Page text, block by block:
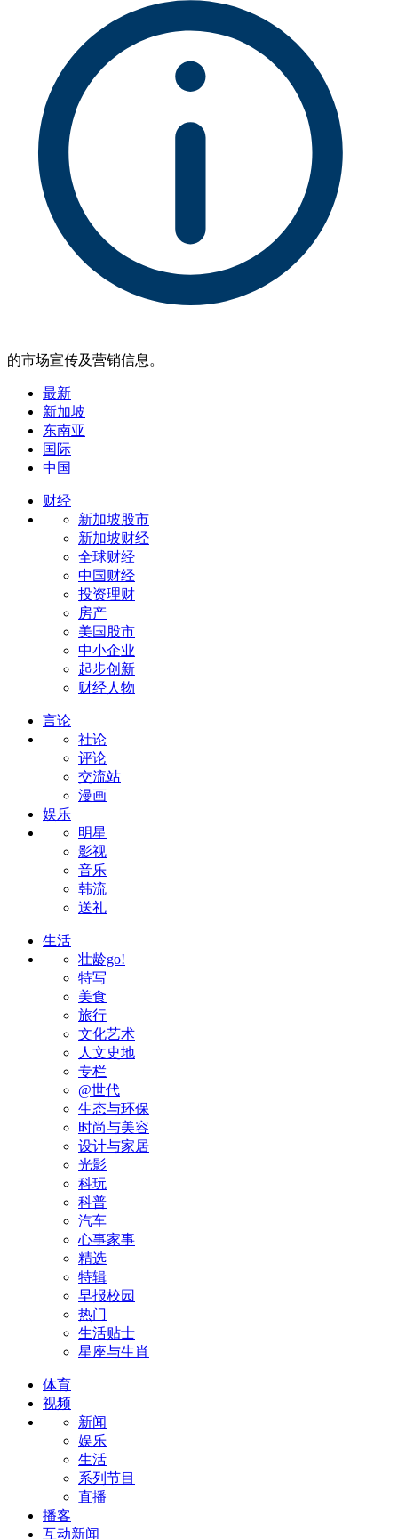
的市场宣传及营销信息。
最新
新加坡
东南亚
国际
中国
财经
新加坡股市
新加坡财经
全球财经
中国财经
投资理财
房产
美国股市
中小企业
起步创新
财经人物
言论
社论
评论
交流站
漫画
娱乐
明星
影视
音乐
韩流
送礼
生活
壮龄go!
特写
美食
旅行
文化艺术
人文史地
专栏
@世代
生态与环保
时尚与美容
设计与家居
光影
科玩
科普
汽车
心事家事
精选
特辑
早报校园
热门
生活贴士
星座与生肖
体育
视频
新闻
娱乐
生活
系列节目
直播
播客
互动新闻